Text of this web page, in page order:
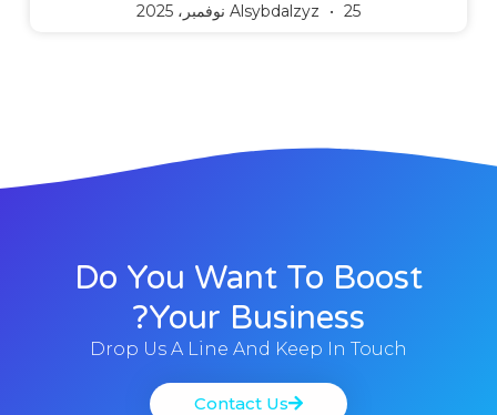
Alsybdalzyz 25 نوفمبر، 2025
Do You Want To Boost
Your Business?
Drop Us A Line And Keep In Touch
Contact Us